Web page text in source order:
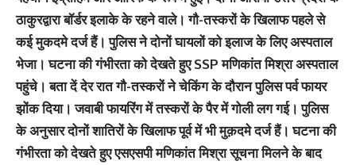
ठाकुरद्वारा बॉर्डर इलाके के रहने वाले। गौ-तस्करों के खिलाफ पहले से
कई मुकदमे दर्ज हैं। पुलिस ने दोनों घायलों को इलाज के लिए अस्पताल
भेजा। घटना की गंभीरता को देखते हुए SSP मणिकांत मिश्रा अस्पताल
पहुंचे। बता दें देर रात गौ-तस्करों ने चेकिंग के दौरान पुलिस पर्व फायर
झोंक दिया। जवाबी फायरिंग में तस्करों के पैर में गोली लग गई। पुलिस
के अनुसार दोनों शातिरों के खिलाफ पूर्व में भी मुक़दमे दर्ज हैं। घटना की
गंभीरता को देखते हुए एसएसपी मणिकांत मिश्रा सूचना मिलने के बाद